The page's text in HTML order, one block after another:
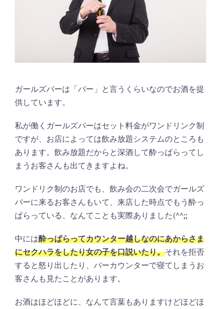
ガールズバーは「バー」と言うくらいなのでお酒を提
供しています。
私が働くガールズバーはセット料金がワンドリンク制
ですが、お店によっては飲み放題システムのところも
あります。飲み放題だからと深酒して酔っぱらってし
まうお客さんも出てきますよね。
ワンドリク制のお店でも、飲み会の二次会でガールズ
バーに来るお客さんもいて、来店した時点でもう酔っ
ぱらっている、なんてことも実際ありました(^^;;
中には酔っぱらってカウンター越しなのにあからさま
にセクハラをしたり女の子を口説いたり。それを拒否
すると怒り出したり、バーカウンターで寝てしまうお
客さんも見たことがあります。
お酒はほどほどに、なんて言葉もありますけどほどほ